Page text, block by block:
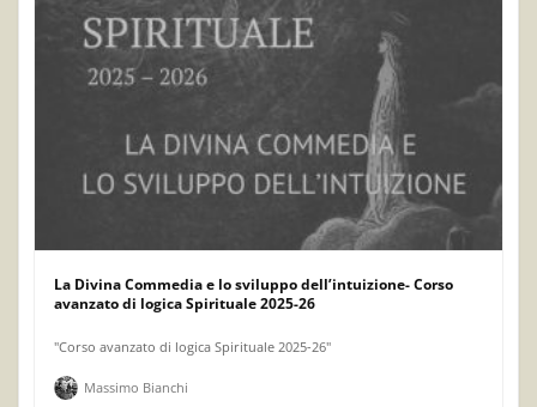
La Divina Commedia e lo sviluppo dell’intuizione- Corso
avanzato di logica Spirituale 2025-26
"Corso avanzato di logica Spirituale 2025-26"
Massimo Bianchi